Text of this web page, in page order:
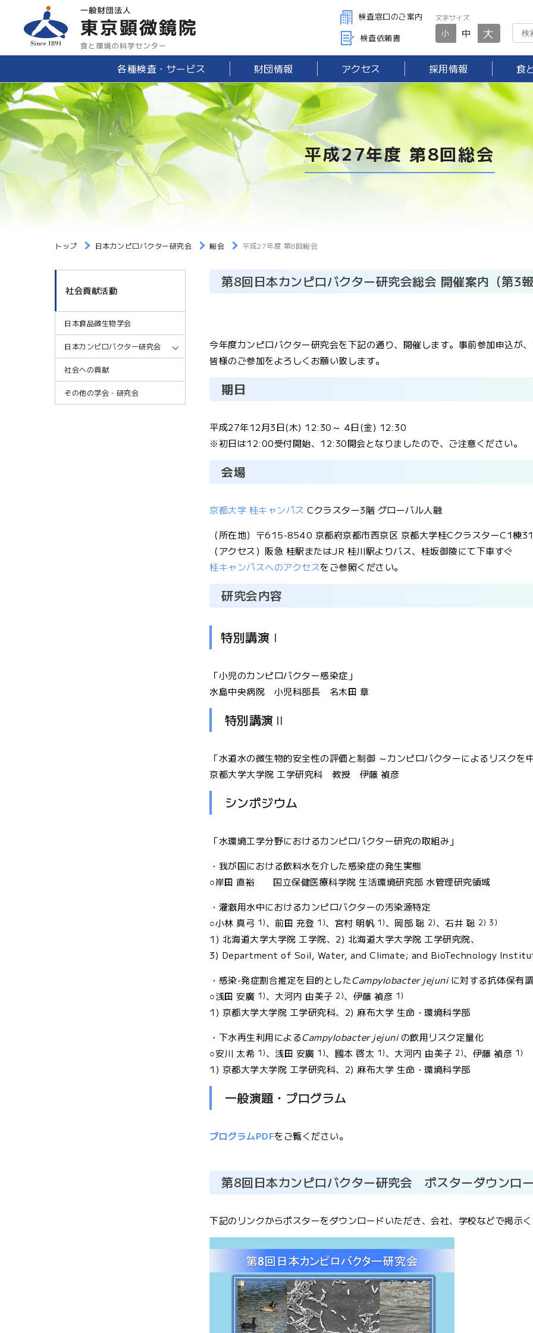
検査窓口のご案内
検査依頼書
文字サイズ
小 中 大
各種検査・サービス 財団情報 アクセス 採用情報 食
平成27年度 第8回総会
トップ 日本カンピロバクター研究会 総会 平成27年度 第8回総会
第8回日本カンピロバクター研究会総会 開催案内（第3報
今年度カンピロバクター研究会を下記の通り、開催します。事前参加申込が
皆様のご参加をよろしくお願い致します。
期日
平成27年12月3日(木) 12:30～ 4日(金) 12:30
※初日は12:00受付開始、12:30開会となりましたので、ご注意ください。
会場
京都大学 桂キャンパス Cクラスター3階 グローバル人融
（所在地）〒615-8540 京都府京都市西京区 京都大学桂CクラスターC1棟
（アクセス）阪急 桂駅またはJR 桂川駅よりバス、桂坂御陵にて下車すぐ
桂キャンパスへのアクセスをご参照ください。
研究会内容
特別講演Ⅰ
「小児のカンピロバクター感染症」
水島中央病院 小児科部長 名木田 章
特別講演Ⅱ
「水道水の微生物的安全性の評価と制御 ～カンピロバクターによるリスクを
京都大学大学院 工学研究科 教授 伊藤 禎彦
シンポジウム
「水環境工学分野におけるカンピロバクター研究の取組み」
・我が国における飲料水を介した感染症の発生実態
○岸田 直裕 国立保健医療科学院 生活環境研究部 水管理研究領域
・灌漑用水中におけるカンピロバクターの汚染源特定
○小林 真弓 1)、前田 充登 1)、宮村 明帆1)、岡部 聡 2)、石井 聡 2) 3)
1) 北海道大学大学院 工学院、2) 北海道大学大学院 工学研究院、
3) Department of Soil, Water, and Climate; and BioTechnology
・感染-発症割合推定を目的としたCampylobacter jejuniに対する抗体保有
○浅田 安廣 1)、大河内 由美子 2)、伊藤 禎彦 1)
1) 京都大学大学院 工学研究科、2) 麻布大学 生命・環境科学部
・下水再生利用によるCampylobacter jejuniの飲用リスク定量化
○安川 太希 1)、浅田 安廣 1)、國本 啓太 1)、大河内 由美子 2)、伊藤 禎彦 1)
1) 京都大学大学院 工学研究科、2) 麻布大学 生命・環境科学部
一般演題・プログラム
プログラムPDFをご覧ください。
第8回日本カンピロバクター研究会 ポスターダウンロ
下記のリンクからポスターをダウンロードいただき、会社、学校などで掲示く
社会貢献活動
日本食品微生物学会
日本カンピロバクター研究会
社会への貢献
その他の学会・研究会